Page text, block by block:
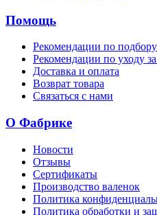
Помощь
Рекомендации по
Рекомендации по уходу
Доставка и оплата
Возврат товара
Связаться с нами
О Фабрике
Новости
Отзывы
Сертификаты
Производство валенок
Политика
Политика обработки и